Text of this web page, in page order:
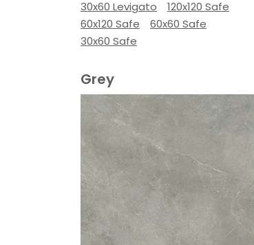
30x60 Levigato
120x120 Safe
60x120 Safe
60x60 Safe
30x60 Safe
Grey